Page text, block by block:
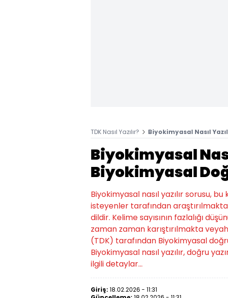
TDK Nasıl Yazılır? Biyokimyasal Nasıl
Biyokimyasal
Biyokimyasal
Biyokimyasal nasıl yazılır sorusu,
isteyenler tarafından
dildir. Kelime sayısının fazlalığı
zaman zaman karıştırılmakta
(TDK) tarafından Biyokimyasal doğru
Biyokimyasal nasıl yazılır, doğru
ilgili detaylar...
Giriş: 18.02.2026 - 11:31